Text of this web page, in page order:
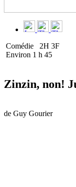
Comédie
2H 3F
Environ 1 h 45
Zinzin, non!
de Guy Gourier